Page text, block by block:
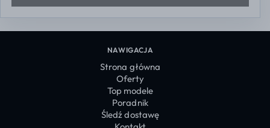
NAWIGACJA
Strona główna
Oferty
Top modele
Poradnik
Śledź dostawę